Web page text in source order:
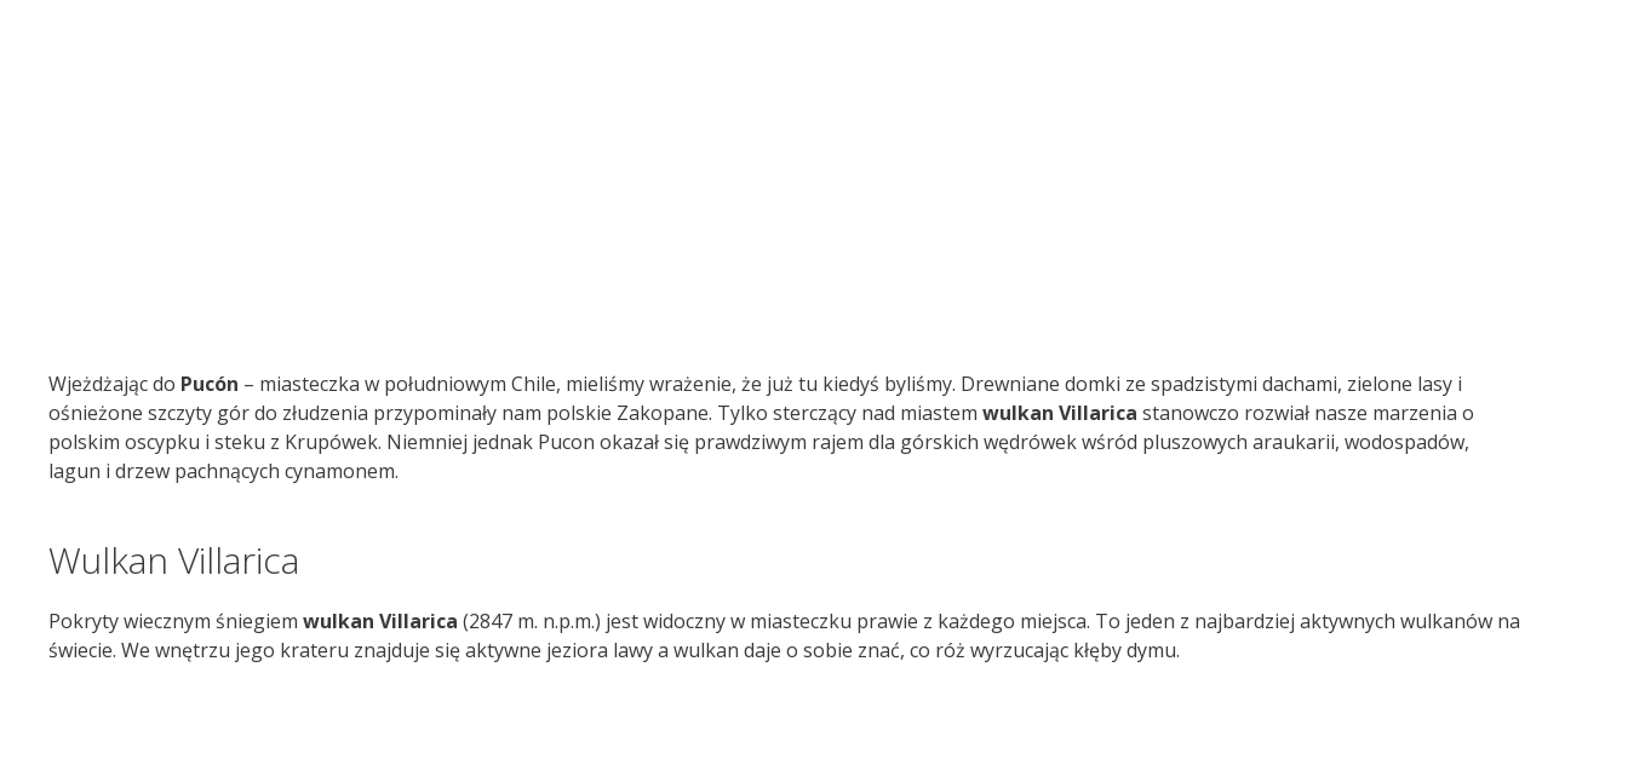
Wjeżdżając do Pucón – miasteczka w południowym Chile, mieliśmy wrażenie, że już tu kiedyś byliśmy. Drewniane domki ze spadzistymi dachami, zielone lasy i
ośnieżone szczyty gór do złudzenia przypominały nam polskie Zakopane. Tylko sterczący nad miastem wulkan Villarica stanowczo rozwiał nasze marzenia o
polskim oscypku i steku z Krupówek. Niemniej jednak Pucon okazał się prawdziwym rajem dla górskich wędrówek wśród pluszowych araukarii, wodospadów,
lagun i drzew pachnących cynamonem.
Wulkan Villarica
Pokryty wiecznym śniegiem wulkan Villarica (2847 m. n.p.m.) jest widoczny w miasteczku prawie z każdego miejsca. To jeden z najbardziej aktywnych wulkanów na
świecie. We wnętrzu jego krateru znajduje się aktywne jeziora lawy a wulkan daje o sobie znać, co róż wyrzucając kłęby dymu.